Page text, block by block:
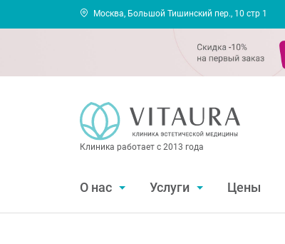
Москва, Большой Тишинский пер., 10 стр 1
Клиника работает с 2013 года
О нас Услуги Цены